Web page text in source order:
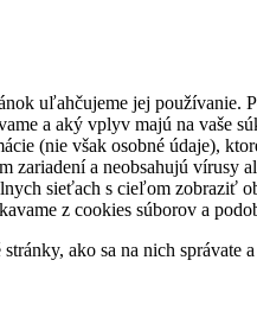
uľahčujeme jej používanie.
a aký vplyv majú na vaše
(nie však osobné údaje),
zariadení a neobsahujú vírusy
sieťach s cieľom zobraziť
z cookies súborov a
ako sa na nich správate